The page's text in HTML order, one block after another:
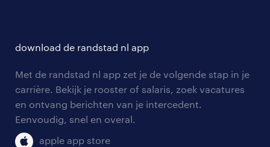
tarieven
personeel gezocht
aanmelden nieuwsbrief
solliciteren
blogs en artikelen
salarischecker
bruto-netto calculator
onze vestigingen
pers
download de randstad nl app
Met de randstad nl app zet je de volgende stap in je
carrière. Bekijk je rooster of salaris, zoek vacatures
en ontvang berichten van je intercedent.
Eenvoudig, snel en overal.
apple app store